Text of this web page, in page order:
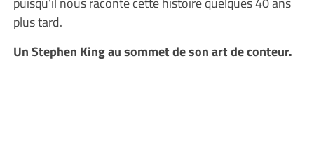
plus tard.
Un Stephen King au sommet de son art de conteur.